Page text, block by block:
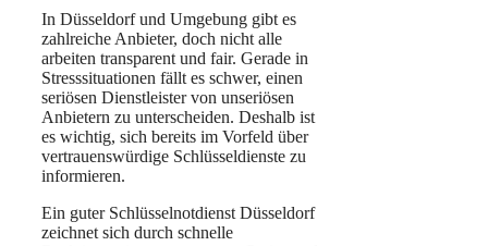
In Düsseldorf und Umgebung gibt es
zahlreiche Anbieter, doch nicht alle
arbeiten transparent und fair. Gerade in
Stresssituationen fällt es schwer, einen
seriösen Dienstleister von unseriösen
Anbietern zu unterscheiden. Deshalb ist
es wichtig, sich bereits im Vorfeld über
vertrauenswürdige Schlüsseldienste zu
informieren.
Ein guter Schlüsselnotdienst Düsseldorf
zeichnet sich durch schnelle